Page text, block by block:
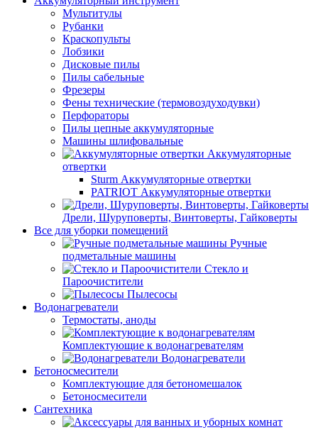
Мультитулы
Рубанки
Краскопульты
Лобзики
Дисковые пилы
Пилы сабельные
Фрезеры
Фены технические (термовоздуходувки)
Перфораторы
Пилы цепные аккумуляторные
Машины шлифовальные
Аккумуляторные
отвертки
Sturm Аккумуляторные отвертки
PATRIOT Аккумуляторные отвертки
Дрели, Шуруповерты, Винтоверты, Гайковерты
Все для уборки помещений
Ручные
подметальные машины
Стекло и
Пароочистители
Пылесосы
Водонагреватели
Термостаты, аноды
Комплектующие к водонагревателям
Водонагреватели
Бетоносмесители
Комплектующие для бетономешалок
Бетоносмесители
Сантехника